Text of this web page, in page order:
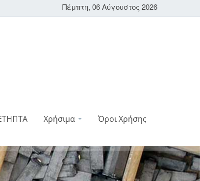
Πέμπτη, 06 Αύγουστος 2026
Χρήσιμα Όροι Χρήσης